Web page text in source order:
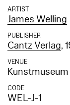
ARTIST
James Welling
PUBLISHER
Cantz Verlag,
VENUE
CODE
WEL-J-1